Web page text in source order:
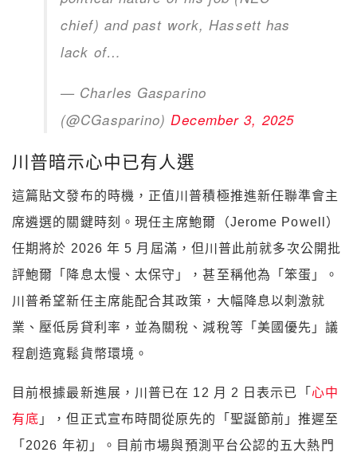
chief) and past work, Hassett has
lack of…
— Charles Gasparino
(@CGasparino) December 3, 2025
川普暗示心中已有人選
這篇貼文發布的時機，正值川普積極推進新任聯準會主
席遴選的關鍵時刻。現任主席鮑爾（Jerome Powell）
任期將於 2026 年 5 月屆滿，但川普此前就多次公開批
評鮑爾「降息太慢、太保守」，甚至稱他為「笨蛋」。
川普希望新任主席能配合其政策，大幅降息以刺激就
業、壓低房貸利率，並為關稅、減稅等「美國優先」議
程創造寬鬆貨幣環境。
目前根據最新進展，川普已在 12 月 2 日表示已「 心中
有底 」，但正式宣布時間從原先的「聖誕節前」推遲至
「2026 年初」。目前市場與預測平台公認的五大熱門